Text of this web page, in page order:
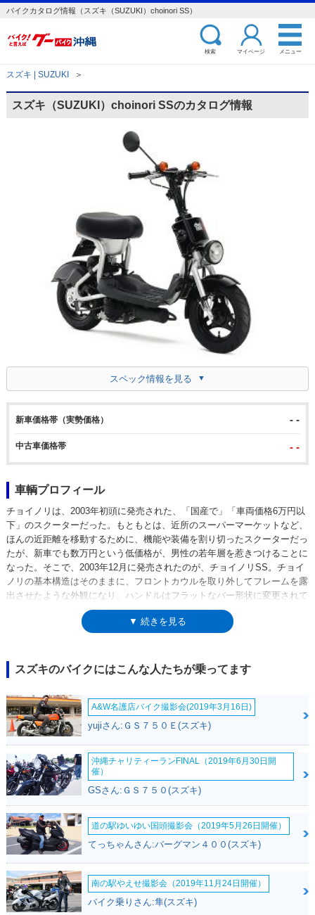
バイクカタログ情報（スズキ（SUZUKI）choinori SS）
検索 マイページ メニュー
スズキ | SUZUKI ＞
スズキ（SUZUKI）choinori SSのカタログ情報
スペック情報を見る
新車価格帯（実勢価格） - -
中古車価格帯 - -
車輌プロフィール
チョイノリは、2003年初頭に発売された、「国産で」「車両価格6万円以
下」のスクーターだった。もともとは、近所のスーパーマーケットなど、
ほんの近距離を移動するために、機能や装備を割り切ったスクーターだっ
たが、新車でも数万円という低価格が、男性の若年層を惹きつけることに
なった。そこで、2003年12月に発売されたのが、チョイノリSS。チョイ
ノリの基本構造はそのままに、フロントカウルを取り外してフレームを露
出させたような外観になり、ハンドルはフラットなバー形状に変更されて
いた。パイプフレームの上にシートが乗り、スクーターらしいカウルもな
いスタイルは、ホンダ・ズーマー（2001年-）に近いイメージ。翌2004年
▼ 続きを見る
スズキのバイクにはこんな人たちが乗ってます
A&W名護店バイク撮影会(2019年3月16日)
yujiさん:ＧＳ７５０Ｅ(スズキ)
沖縄チャリティーランFINAL（2019年6月30日開
催）
GSさん:ＧＳ７５０(スズキ)
道の駅ゆいゆい国頭撮影会（2019年5月26日開催）
てっちゃんさん:バーグマン４００(スズキ)
南の駅やえせ撮影会（2019年11月24日開催）
バイク乗りさん:隼(スズキ)